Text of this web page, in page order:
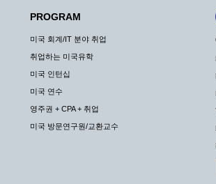
PROGRAM
미국 회계/IT 분야 취업
취업하는 미국유학
미국 인턴십
미국 연수
영주권 + CPA + 취업
미국 방문연구원/교환교수